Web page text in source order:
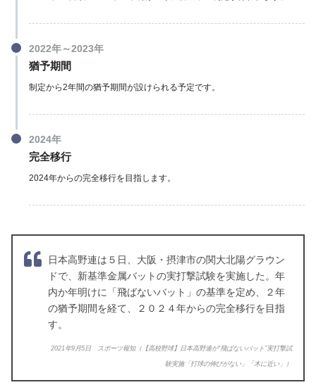
2022年～2023年
猶予期間
制定から2年間の猶予期間が設けられる予定です。
2024年
完全移行
2024年からの完全移行を目指します。
日本高野連は５日、大阪・摂津市の関大北陽グラウン
ドで、新基準金属バットの実打撃試験を実施した。年
内か年明けに「飛ばないバット」の基準を定め、２年
の猶予期間を経て、２０２４年からの完全移行を目指
す。
2021年9月5日 スポーツ報知（ 【高校野球】日本高野連が“飛ばないバット”実打撃試
験実施「打球の伸びがない」「木に近い」）